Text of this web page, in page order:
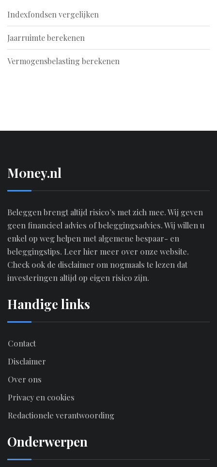
Indexfondsen vergelijken
Jaarruimte berekenen
Vermogensbelasting berekenen
M0ney.nl
Beleggen brengt altijd risico’s met zich mee. Wij geven
geen financieel advies of beleggingsadvies. Wij willen u
enkel op weg helpen met algemene bespaar- en
beleggingstips. Leer hier meer over onze website.
Check ook de disclaimer om nogmaals te lezen dat
investeringen altijd op eigen risico zijn.
Handige links
Contact
Disclaimer
Over ons
Privacy en cookies
Redactionele verantwoording
Onderwerpen